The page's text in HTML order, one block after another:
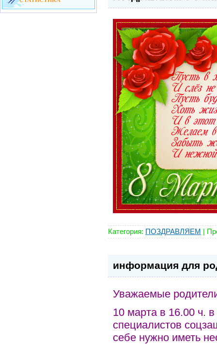
Категория: ПОЗДРАВЛЯЕМ |
информация для
Уважаемые
10 марта в 16.00 ч.
специалистов
себе нужно иметь